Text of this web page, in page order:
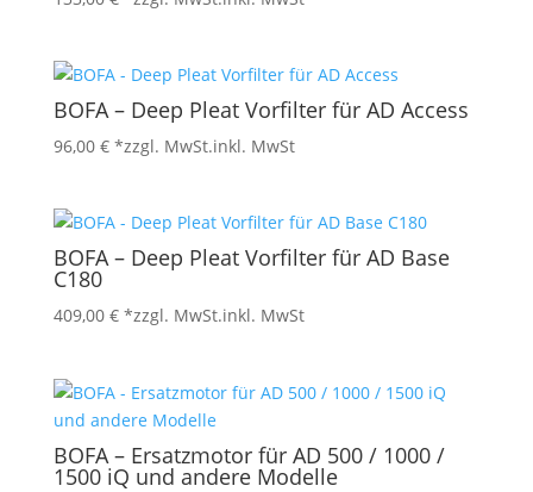
BOFA – Deep Pleat Vorfilter für AD Access
96,00 € *zzgl. MwSt.inkl. MwSt
BOFA – Deep Pleat Vorfilter für AD Base
C180
409,00 € *zzgl. MwSt.inkl. MwSt
BOFA – Ersatzmotor für AD 500 / 1000 /
1500 iQ und andere Modelle